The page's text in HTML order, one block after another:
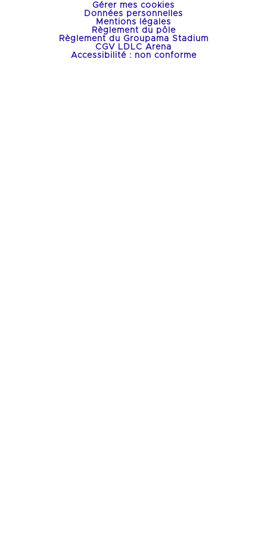
Gérer mes cookies
Données personnelles
Mentions légales
Règlement du pôle
Règlement du Groupama Stadium
CGV LDLC Arena
Accessibilité : non conforme